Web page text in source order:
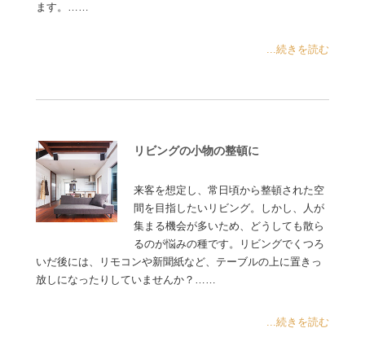
ます。……
...続きを読む
リビングの小物の整頓に
来客を想定し、常日頃から整頓された空
間を目指したいリビング。しかし、人が
集まる機会が多いため、どうしても散ら
るのが悩みの種です。リビングでくつろ
いだ後には、リモコンや新聞紙など、テーブルの上に置きっ
放しになったりしていませんか？……
...続きを読む